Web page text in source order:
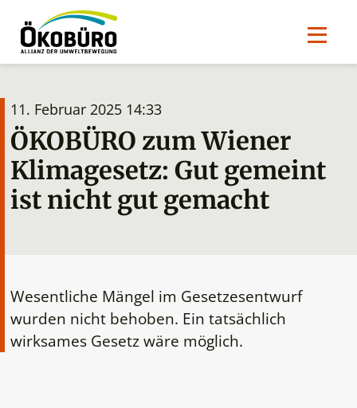
11. Februar 2025 14:33
ÖKOBÜRO zum Wiener
Klimagesetz: Gut gemeint
ist nicht gut gemacht
Wesentliche Mängel im Gesetzesentwurf
wurden nicht behoben. Ein tatsächlich
wirksames Gesetz wäre möglich.